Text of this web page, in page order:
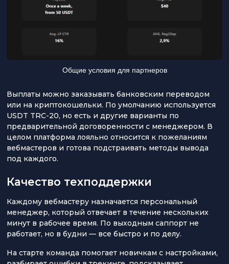
Общие условия для партнеров
Выплаты можно заказывать банковским переводом
или на криптокошельки. По умолчанию используется
USDT TRC-20, но есть и другие варианты по
предварительной договоренности с менеджером. В
целом платформа лояльно относится к пожеланиям
вебмастеров и готова подстраивать методы вывода
под каждого.
Качество техподдержки
Каждому вебмастеру назначается персональный
менеджер, который отвечает в течение нескольких
минут в рабочее время. По выходным саппорт не
работает, но в будни — все быстро и по делу.
На старте команда помогает новичкам с настройками,